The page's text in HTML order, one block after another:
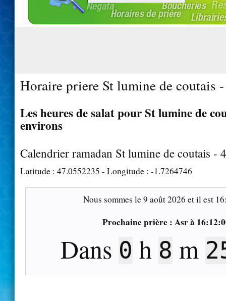
Horaire priere St lumine de coutais
Les heures de salat pour St lumine de
environs
Calendrier ramadan St lumine de coutais -
Latitude : 47.0552235 - Longitude : -1.7264746
Nous sommes le9 août 2026 et il est
Prochaine prière : Asrà
Dans 0 h 8 m